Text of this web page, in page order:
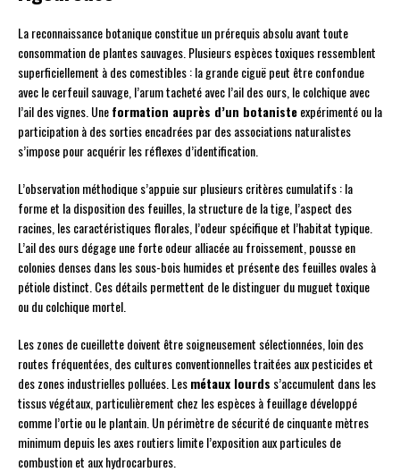
La reconnaissance botanique constitue un prérequis absolu avant toute
consommation de plantes sauvages. Plusieurs espèces toxiques ressemblent
superficiellement à des comestibles : la grande ciguë peut être confondue
avec le cerfeuil sauvage, l’arum tacheté avec l’ail des ours, le colchique avec
l’ail des vignes. Uneformation auprès d’un botanisteexpérimenté ou la
participation à des sorties encadrées par des associations naturalistes
s’impose pour acquérir les réflexes d’identification.
L’observation méthodique s’appuie sur plusieurs critères cumulatifs : la
forme et la disposition des feuilles, la structure de la tige, l’aspect des
racines, les caractéristiques florales, l’odeur spécifique et l’habitat typique.
L’ail des ours dégage une forte odeur alliacée au froissement, pousse en
colonies denses dans les sous-bois humides et présente des feuilles ovales à
pétiole distinct. Ces détails permettent de le distinguer du muguet toxique
ou du colchique mortel.
Les zones de cueillette doivent être soigneusement sélectionnées, loin des
routes fréquentées, des cultures conventionnelles traitées aux pesticides et
des zones industrielles polluées. Lesmétaux lourds s’accumulent dans les
tissus végétaux, particulièrement chez les espèces à feuillage développé
comme l’ortie ou le plantain. Un périmètre de sécurité de cinquante mètres
minimum depuis les axes routiers limite l’exposition aux particules de
combustion et aux hydrocarbures.